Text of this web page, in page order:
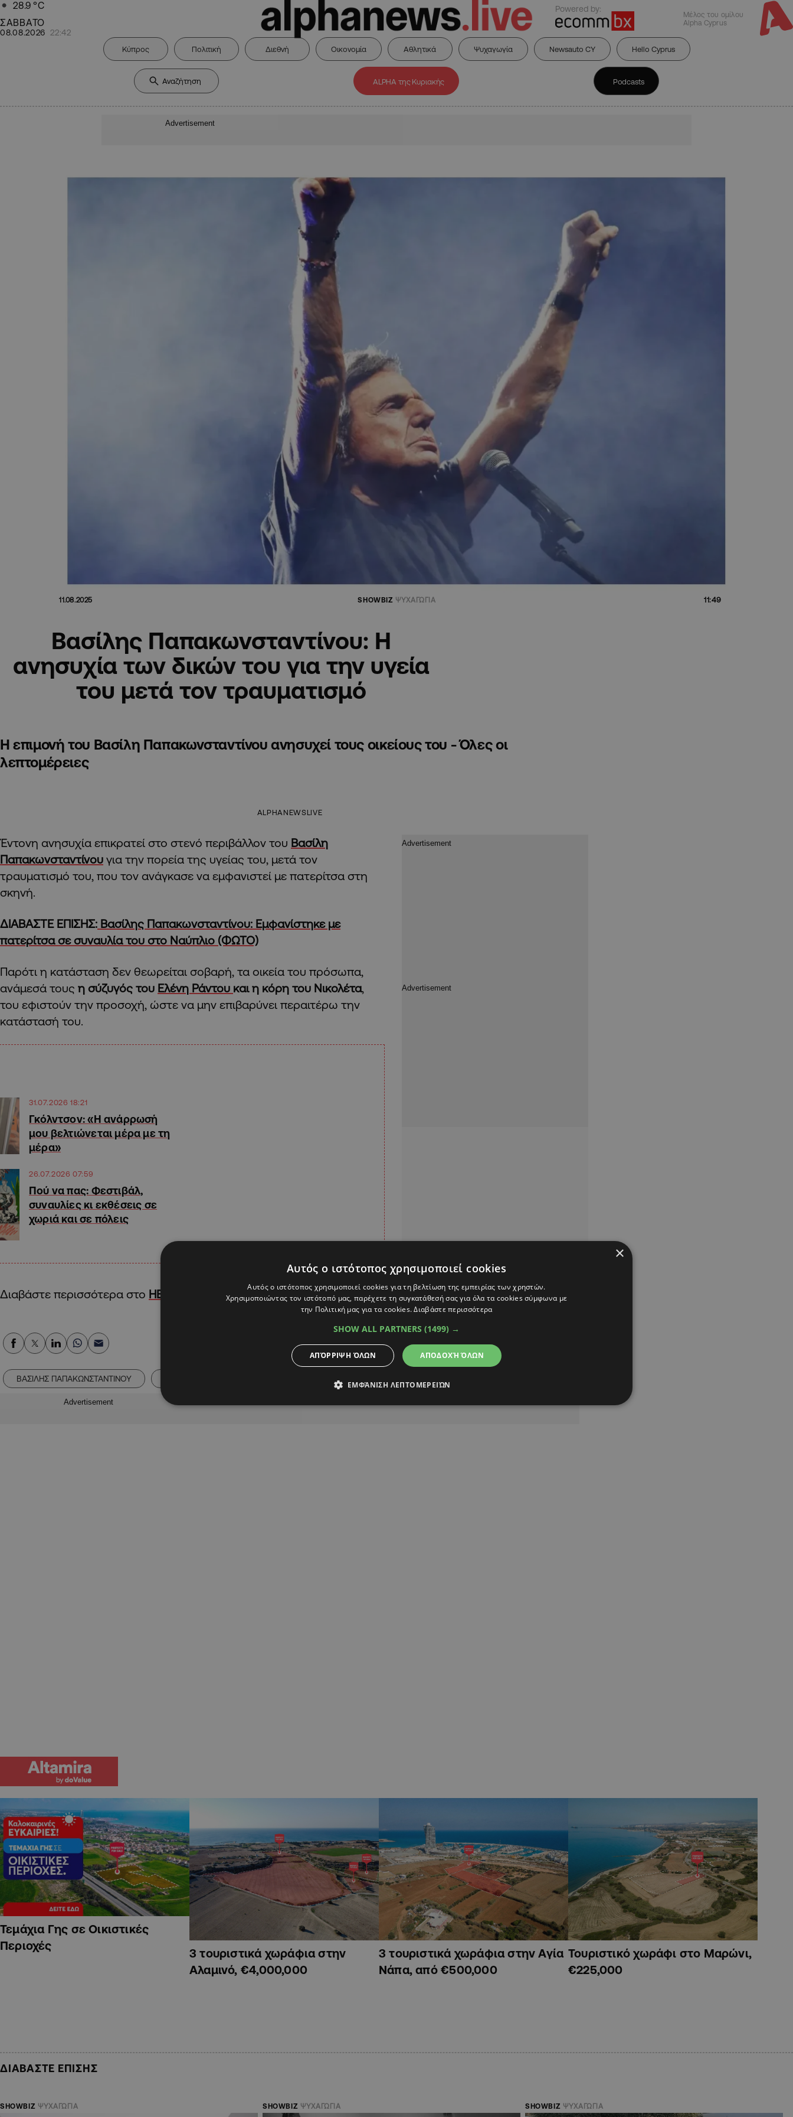
28.9 °C
ΣΑΒΒΑΤΟ
08.08.2026 22:42
Powered by:
Μέλος του ομίλου
Alpha Cyprus
Κύπρος Πολιτική Διεθνή Οικονομία Αθλητικά Ψυχαγωγία Newsauto CY Hello Cyprus
ALPHA της Κυριακής Podcasts
Advertisement
11.08.2025 SHOWBIZ ΨΥΧΑΓΩΓΙΑ 11:49
Βασίλης Παπακωνσταντίνου: Η
ανησυχία των δικών του για την υγεία
του μετά τον τραυματισμό
Η επιμονή του Βασίλη Παπακωνσταντίνου ανησυχεί τους οικείους του - Όλες οι
λεπτομέρειες
ALPHANEWSLIVE
Έντονη ανησυχία επικρατεί στο στενό περιβάλλον του Βασίλη
Παπακωνσταντίνου για την πορεία της υγείας του, μετά τον
τραυματισμό του, που τον ανάγκασε να εμφανιστεί με πατερίτσα στη
σκηνή.
ΔΙΑΒΑΣΤΕ ΕΠΙΣΗΣ: Βασίλης Παπακωνσταντίνου: Εμφανίστηκε με
πατερίτσα σε συναυλία του στο Ναύπλιο (ΦΩΤΟ)
Παρότι η κατάσταση δεν θεωρείται σοβαρή, τα οικεία του πρόσωπα,
ανάμεσά τους η σύζυγός του Ελένη Ράντου και η κόρη του Νικολέτα,
του εφιστούν την προσοχή, ώστε να μην επιβαρύνει περαιτέρω την
κατάστασή του.
31.07.2026 18:21
Γκόλντσον: «Η ανάρρωσή
μου βελτιώνεται μέρα με τη
μέρα»
26.07.2026 07:59
Πού να πας: Φεστιβάλ,
συναυλίες κι εκθέσεις σε
χωριά και σε πόλεις
Διαβάστε περισσότερα στο HELLO!Cyprus
Alpha Podcasts
ΒΑΣΙΛΗΣ ΠΑΠΑΚΩΝΣΤΑΝΤΙΝΟΥ
Advertisement
Τεμάχια Γης σε Οικιστικές
Περιοχές
3 τουριστικά χωράφια στην
Αλαμινό, €4,000,000
3 τουριστικά χωράφια στην Αγία
Νάπα, από €500,000
Τουριστικό χωράφι στο Μαρώνι,
€225,000
ΔΙΑΒΑΣΤΕ ΕΠΙΣΗΣ
SHOWBIZ ΨΥΧΑΓΩΓΙΑ SHOWBIZ ΨΥΧΑΓΩΓΙΑ SHOWBIZ ΨΥΧΑΓΩΓΙΑ
×
Αυτός ο ιστότοπος χρησιμοποιεί cookies
Αυτός ο ιστότοπος χρησιμοποιεί cookies για τη βελτίωση της εμπειρίας των χρηστών.
Χρησιμοποιώντας τον ιστότοπό μας, παρέχετε τη συγκατάθεσή σας για όλα τα cookies σύμφωνα με
την Πολιτική μας για τα cookies.Διαβάστε περισσότερα
SHOW ALL PARTNERS (1499) →
ΑΠΟΔΟΧΉ ΌΛΩΝ
ΑΠΌΡΡΙΨΗ ΌΛΩΝ
ΕΜΦΆΝΙΣΗ ΛΕΠΤΟΜΕΡΕΙΏΝ